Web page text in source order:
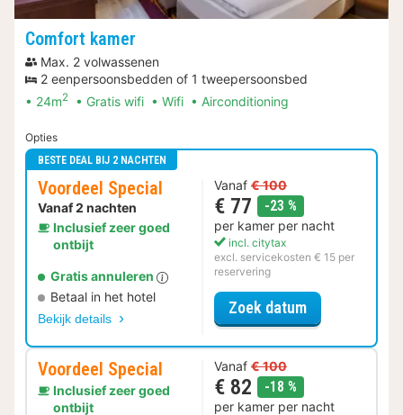
Comfort kamer
Max. 2 volwassenen
2 eenpersoonsbedden of 1 tweepersoonsbed
24m2 Gratis wifi Wifi Airconditioning
Opties
BESTE DEAL BIJ 2 NACHTEN
Voordeel Special
Vanaf 2 nachten
Inclusief zeer goed
ontbijt
Gratis annuleren
Betaal in het hotel
Bekijk details
Vanaf € 100
€ 77 -23 %
per kamer per nacht
incl. citytax
excl. servicekosten € 15 per
reservering
Zoek datumvoor Voordeel
Voordeel Special
Inclusief zeer goed
ontbijt
Vanaf € 100
€ 82 -18 %
per kamer per nacht